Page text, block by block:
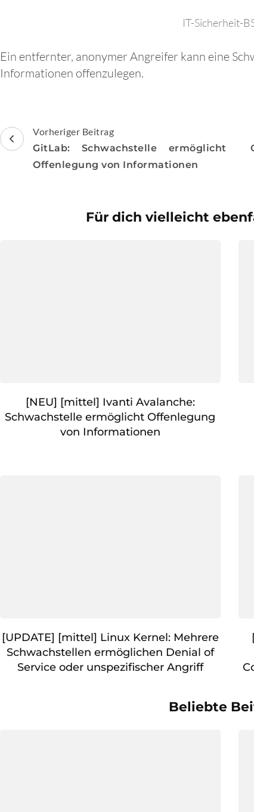
IT-Sicherheit-
Ein entfernter, anonymer Angreifer kann eine
Informationen offenzulegen.
Beitragsnavigation
Vorheriger Beitrag
GitLab: Schwachstelle ermöglicht
Offenlegung von Informationen
Für dich vielleicht
[NEU] [mittel] Ivanti Avalanche:
Schwachstelle ermöglicht Offenlegung
von Informationen
[UPDATE] [mittel] Linux Kernel: Mehrere
Schwachstellen ermöglichen Denial of
Service oder unspezifischer Angriff
Beliebte